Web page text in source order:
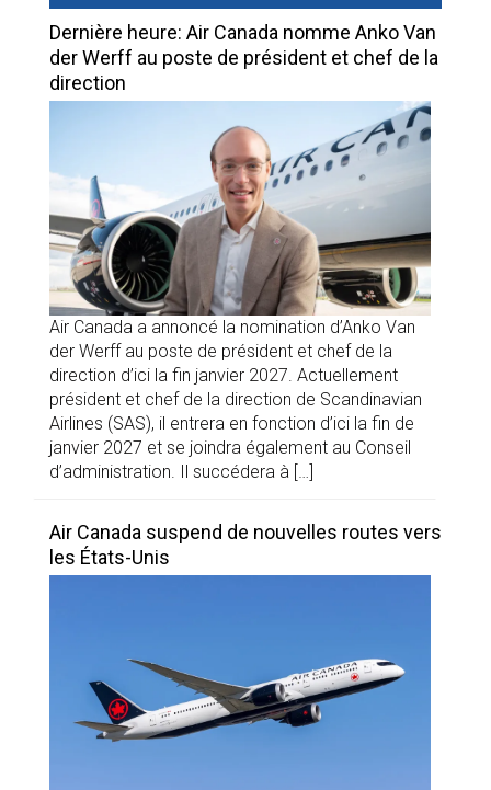
Dernière heure: Air Canada nomme Anko Van
der Werff au poste de président et chef de la
direction
Air Canada a annoncé la nomination d’Anko Van
der Werff au poste de président et chef de la
direction d’ici la fin janvier 2027. Actuellement
président et chef de la direction de Scandinavian
Airlines (SAS), il entrera en fonction d’ici la fin de
janvier 2027 et se joindra également au Conseil
d’administration. Il succédera à […]
Air Canada suspend de nouvelles routes vers
les États-Unis